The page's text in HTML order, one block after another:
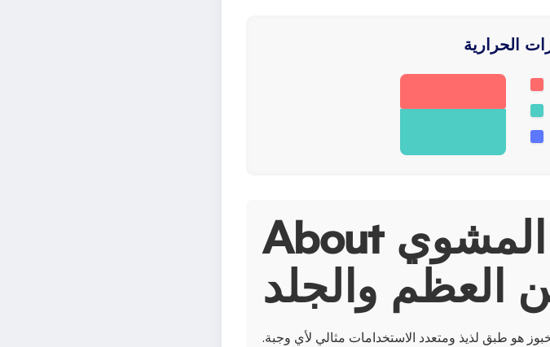
الحرارية
About فخذ الدجاج المشوي
العظم والجلد
هو طبق لذيذ ومتعدد الاستخدامات مثالي لأي وجبة.